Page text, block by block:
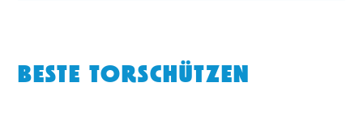
BESTE TORSCHÜTZEN